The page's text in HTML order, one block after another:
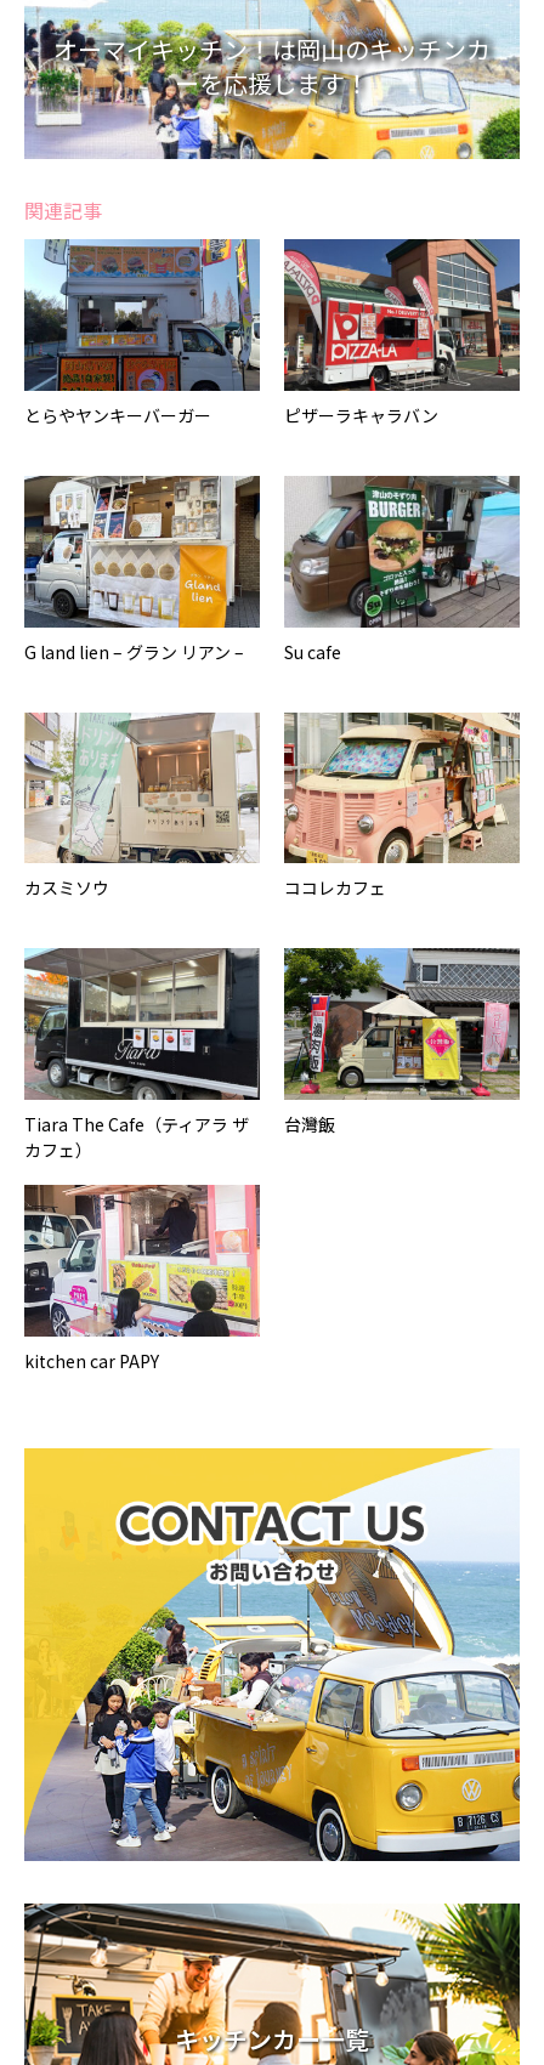
オーマイキッチン！は岡山のキッチンカ
ーを応援します！
関連記事
とらやヤンキーバーガー ピザーラキャラバン
G land lien – グラン リアン – Su cafe
カスミソウ ココレカフェ
Tiara The Cafe（ティアラ ザ
カフェ）
台灣飯
kitchen car PAPY
キッチンカー一覧